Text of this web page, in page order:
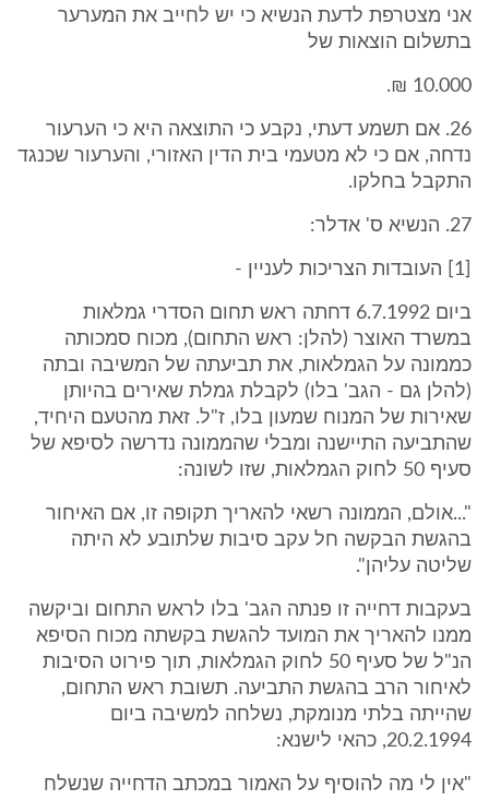
אני מצטרפת לדעת הנשיא כי יש לחייב את המערער
בתשלום הוצאות של
10.000 ₪.
26. אם תשמע דעתי, נקבע כי התוצאה היא כי הערעור
נדחה, אם כי לא מטעמי בית הדין האזורי, והערעור שכנגד
התקבל בחלקו.
27. הנשיא ס' אדלר:
ביום 6.7.1992 דחתה ראש תחום הסדרי גמלאות
במשרד האוצר (להלן: ראש התחום), מכוח סמכותה
כממונה על הגמלאות, את תביעתה של המשיבה ובתה
(להלן גם - הגב' בלו) לקבלת גמלת שאירים בהיותן
שאירות של המנוח שמעון בלו, ז"ל. זאת מהטעם היחיד,
שהתביעה התיישנה ומבלי שהממונה נדרשה לסיפא של
סעיף 50 לחוק הגמלאות, שזו לשונה:
"...אולם, הממונה רשאי להאריך תקופה זו, אם האיחור
בהגשת הבקשה חל עקב סיבות שלתובע לא היתה
שליטה עליהן".
בעקבות דחייה זו פנתה הגב' בלו לראש התחום וביקשה
ממנו להאריך את המועד להגשת בקשתה מכוח הסיפא
הנ"ל של סעיף 50 לחוק הגמלאות, תוך פירוט הסיבות
לאיחור הרב בהגשת התביעה. תשובת ראש התחום,
שהייתה בלתי מנומקת, נשלחה למשיבה ביום
20.2.1994, כהאי לישנא:
"אין לי מה להוסיף על האמור במכתב הדחייה שנשלח